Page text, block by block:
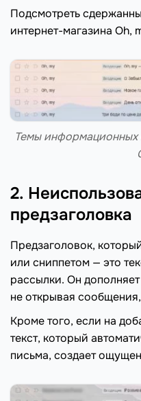
Подсмотреть
интернет-магазина Oh,
Темы
2.
предзаголовка
Предзаголовок,
или сниппетом — это
рассылки. Он
не открывая
Кроме того, если на
текст, который
письма, создает